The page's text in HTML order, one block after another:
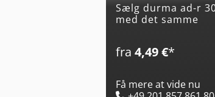
Sælg durma ad-r 30220
med det samme
fra 4,49 €*
Få mere at vide nu